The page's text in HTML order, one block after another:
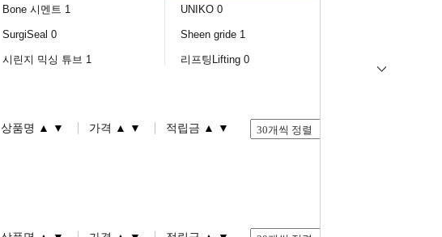
Bone 시멘트 1 UNIKO 0
SurgiSeal 0 Sheen gride 1
시린지 믹싱 튜브 1 리프팅Lifting 0
상품명 ▲ ▼ 가격 ▲ ▼ 적립금 ▲ ▼